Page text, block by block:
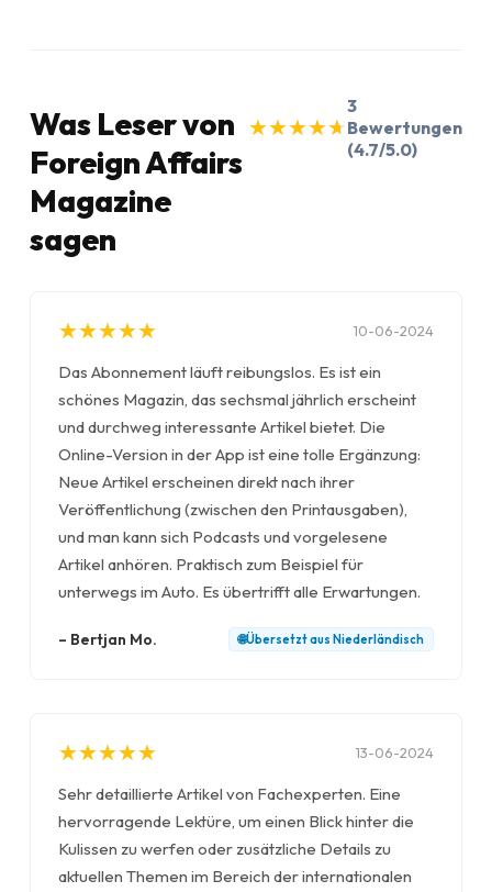
Was Leser von
Foreign Affairs
Magazine
sagen
★
★★
★★
★★
★★
★
3
Bewertungen
(4.7/5.0)
★
★★
★★
★★
★★
★ 10-06-2024
Das Abonnement läuft reibungslos. Es ist ein
schönes Magazin, das sechsmal jährlich erscheint
und durchweg interessante Artikel bietet. Die
Online-Version in der App ist eine tolle Ergänzung:
Neue Artikel erscheinen direkt nach ihrer
Veröffentlichung (zwischen den Printausgaben),
und man kann sich Podcasts und vorgelesene
Artikel anhören. Praktisch zum Beispiel für
unterwegs im Auto. Es übertrifft alle Erwartungen.
– Bertjan Mo. 🌐Übersetzt aus Niederländisch
★
★★
★★
★★
★★
★ 13-06-2024
Sehr detaillierte Artikel von Fachexperten. Eine
hervorragende Lektüre, um einen Blick hinter die
Kulissen zu werfen oder zusätzliche Details zu
aktuellen Themen im Bereich der internationalen